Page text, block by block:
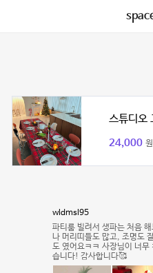
스튜디오
24,000
wldmsl95
파티룸 빌려서 생파는 처음
나 머리띠들도 많고, 조명도
도 였어요ㅋㅋ 사장님이 너무
습니다! 감사합니다🥰